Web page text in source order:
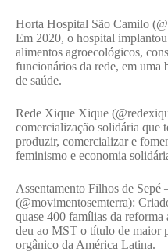
Horta Hospital São Camilo
Em 2020, o hospital
alimentos agroecológicos,
funcionários da rede, em uma
de saúde.
Rede Xique Xique
comercialização solidária que
produzir, comercializar e
feminismo e economia
Assentamento Filhos de Sepé
(@movimentosemterra):
quase 400 famílias da reforma
deu ao MST o título de maior
orgânico da América Latina.